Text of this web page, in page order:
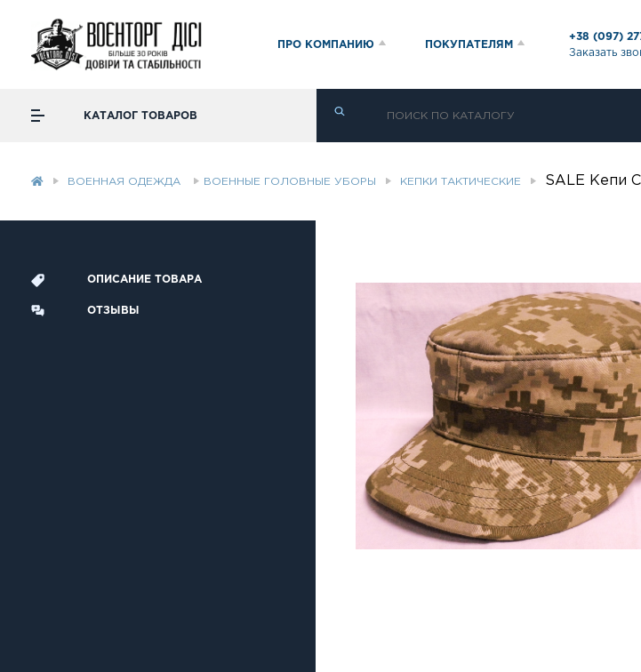
ПРО КОМПАНИЮ ПОКУПАТЕЛЯМ
+38 (097)
Заказать
КАТАЛОГ ТОВАРОВ
ВОЕННАЯ ОДЕЖДА ВОЕННЫЕ ГОЛОВНЫЕ УБОРЫ КЕПКИ ТАКТИЧЕСКИЕ SALE Кепи
ОПИСАНИЕ ТОВАРА
ОТЗЫВЫ